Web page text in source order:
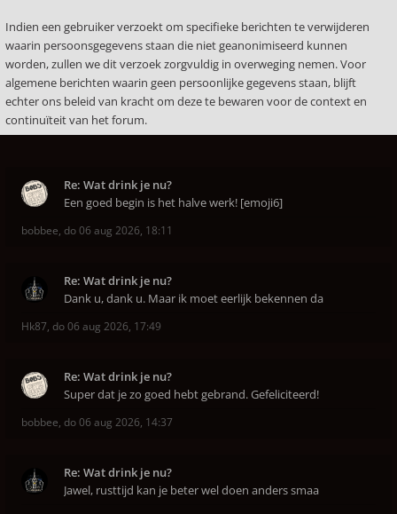
Indien een gebruiker verzoekt om specifieke berichten te verwijderen
waarin persoonsgegevens staan die niet geanonimiseerd kunnen
worden, zullen we dit verzoek zorgvuldig in overweging nemen. Voor
algemene berichten waarin geen persoonlijke gegevens staan, blijft
echter ons beleid van kracht om deze te bewaren voor de context en
continuïteit van het forum.
Re: Wat drink je nu?
Een goed begin is het halve werk! [emoji6]
bobbee, do 06 aug 2026, 18:11
Re: Wat drink je nu?
Dank u, dank u. Maar ik moet eerlijk bekennen da
Hk87, do 06 aug 2026, 17:49
Re: Wat drink je nu?
Super dat je zo goed hebt gebrand. Gefeliciteerd!
bobbee, do 06 aug 2026, 14:37
Re: Wat drink je nu?
Jawel, rusttijd kan je beter wel doen anders smaa